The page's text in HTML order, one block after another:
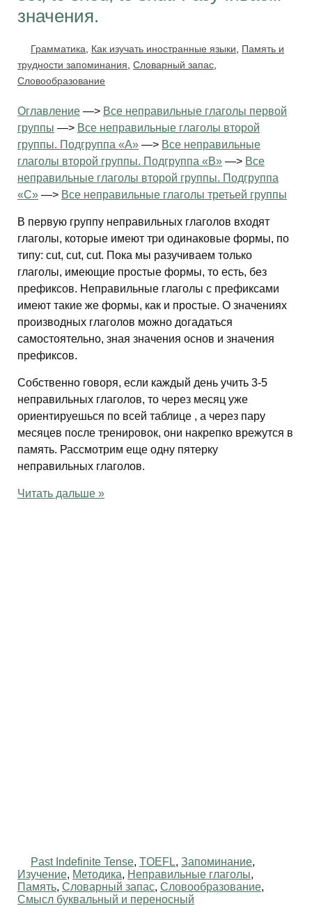
значения.
Грамматика Как изучать иностранные языки
Память и
трудности запоминания Словарный запас
Словообразование
Оглавление —> Все неправильные глаголы первой
группы —> Все неправильные глаголы второй
группы. Подгруппа «А» —> Все неправильные
глаголы второй группы. Подгруппа «В» —> Все
неправильные глаголы второй группы. Подгруппа
«С» —> Все неправильные глаголы третьей группы
В первую группу неправильных глаголов входят
глаголы, которые имеют три одинаковые формы, по
типу: cut, cut, cut. Пока мы разучиваем только
глаголы, имеющие простые формы, то есть, без
префиксов. Неправильные глаголы с префиксами
имеют такие же формы, как и простые. О значениях
производных глаголов можно догадаться
самостоятельно, зная значения основ и значения
префиксов.
Собственно говоря, если каждый день учить 3-5
неправильных глаголов, то через месяц уже
ориентируешься по всей таблице , а через пару
месяцев после тренировок, они накрепко врежутся в
память. Рассмотрим еще одну пятерку
неправильных глаголов.
Читать дальше »
Past Indefinite Tense, TOEFL, Запоминание,
Изучение, Методика, Неправильные глаголы,
Память, Словарный запас, Словообразование,
Смысл буквальный и переносный